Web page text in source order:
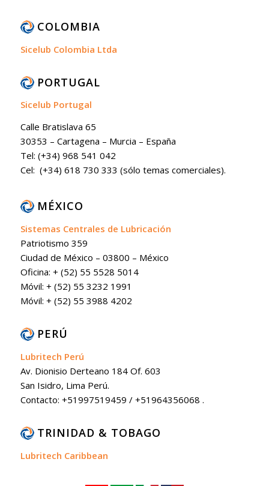
COLOMBIA
Sicelub Colombia Ltda
PORTUGAL
Sicelub Portugal
Calle Bratislava 65
30353 – Cartagena – Murcia – España
Tel: (+34) 968 541 042
Cel: (+34) 618 730 333 (sólo temas comerciales).
MÉXICO
Sistemas Centrales de Lubricación
Patriotismo 359
Ciudad de México – 03800 – México
Oficina: + (52) 55 5528 5014
Móvil: + (52) 55 3232 1991
Móvil: + (52) 55 3988 4202
PERÚ
Lubritech Perú
Av. Dionisio Derteano 184 Of. 603
San Isidro, Lima Perú.
Contacto: +51997519459 / +51964356068 .
TRINIDAD & TOBAGO
Lubritech Caribbean